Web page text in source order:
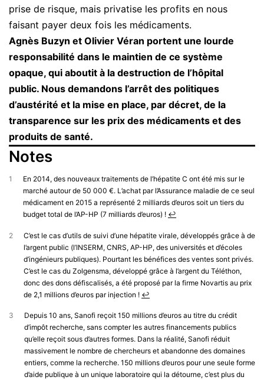
prise de risque, mais privatise les profits en nous
faisant payer deux fois les médicaments.
Agnès Buzyn et Olivier Véran portent une lourde
responsabilité dans le maintien de ce système
opaque, qui aboutit à la destruction de l’hôpital
public. Nous demandons l’arrêt des politiques
d’austérité et la mise en place, par décret, de la
transparence sur les prix des médicaments et des
produits de santé.
Notes
1
En 2014, des nouveaux traitements de l’hépatite C ont été mis sur le
marché autour de 50 000 €. L’achat par l’Assurance maladie de ce seul
médicament en 2015 a représenté 2 milliards d’euros soit un tiers du
budget total de l’AP-HP (7 milliards d’euros) ! ↩︎
2
C’est le cas d’utils de suivi d’une hépatite virale, développés grâce à de
l’argent public (l’INSERM, CNRS, AP-HP, des universités et d’écoles
d’ingénieurs publiques). Pourtant les bénéfices des ventes sont privés.
C’est le cas du Zolgensma, développé grâce à l’argent du Téléthon,
donc des dons défiscalisés, a été proposé par la firme Novartis au prix
de 2,1 millions d’euros par injection ! ↩︎
3
Depuis 10 ans, Sanofi reçoit 150 millions d’euros au titre du crédit
d’impôt recherche, sans compter les autres financements publics
qu’elle reçoit sous d’autres formes. Dans la réalité, Sanofi réduit
massivement le nombre de chercheurs et abandonne des domaines
entiers, comme la recherche. 150 millions d’euros pour une seule forme
d’aide publique à un unique laboratoire qui la détourne, c’est plus du